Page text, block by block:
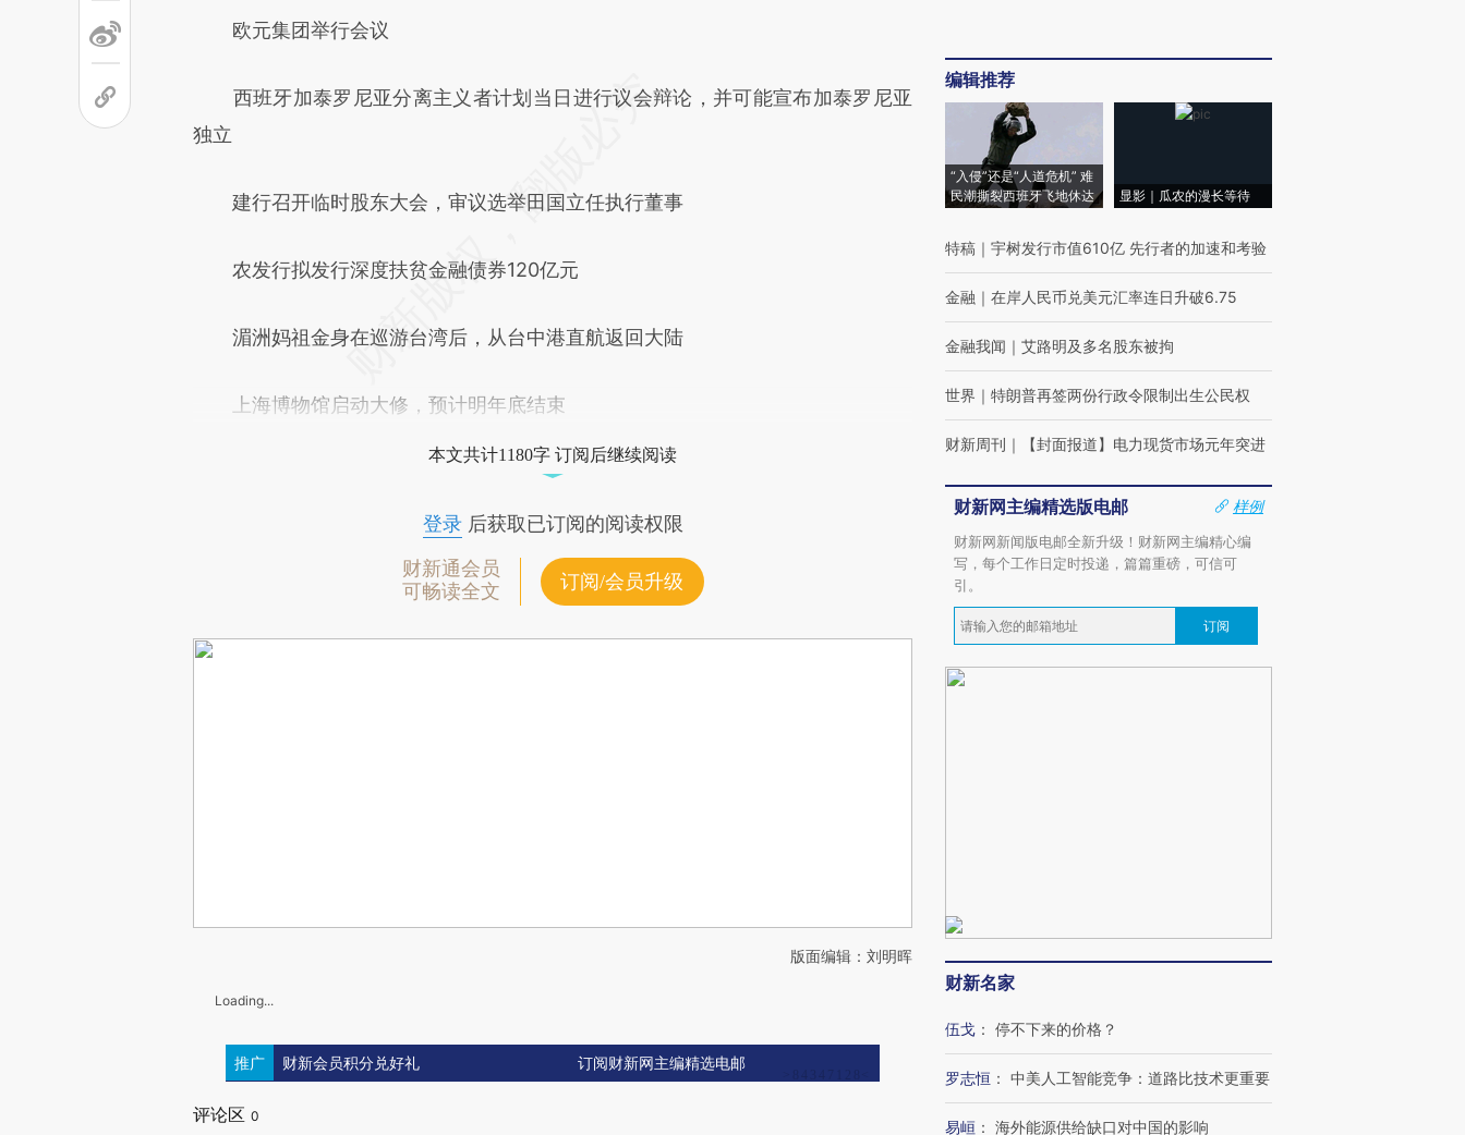
欧元集团举行会议
西班牙加泰罗尼亚分离主义者计划当日进行议会辩论，并可能宣布加泰罗尼亚
独立
建行召开临时股东大会，审议选举田国立任执行董事
农发行拟发行深度扶贫金融债券120亿元
湄洲妈祖金身在巡游台湾后，从台中港直航返回大陆
上海博物馆启动大修，预计明年底结束
本文共计1180字 订阅后继续阅读
登录后获取已订阅的阅读权限
财新通会员
可畅读全文
订阅/会员升级
版面编辑：刘明晖
Loading...
推广 财新会员积分兑好礼 订阅财新网主编精选电邮
评论区 0
编辑推荐
“入侵”还是“人道危机” 难
民潮撕裂西班牙飞地休达
显影｜瓜农的漫长等待
特稿 ｜ 宇树发行市值610亿 先行者的加速和考验
金融 ｜ 在岸人民币兑美元汇率连日升破6.75
金融我闻 ｜ 艾路明及多名股东被拘
世界 ｜ 特朗普再签两份行政令限制出生公民权
财新周刊 ｜ 【封面报道】电力现货市场元年突进
财新网主编精选版电邮
样例
财新网新闻版电邮全新升级！财新网主编精心编
写，每个工作日定时投递，篇篇重磅，可信可
引。
订阅
财新名家
伍戈 ： 停不下来的价格？
罗志恒 ： 中美人工智能竞争：道路比技术更重要
易峘 ： 海外能源供给缺口对中国的影响